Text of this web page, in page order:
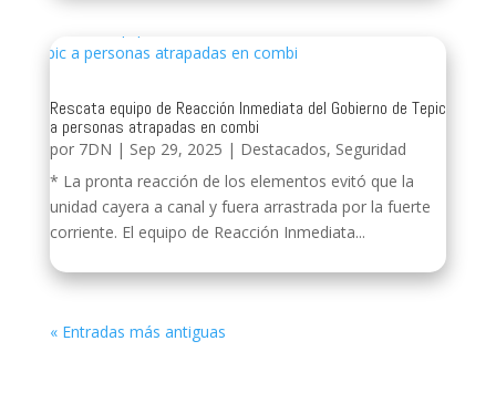
Rescata equipo de Reacción Inmediata del Gobierno de Tepic
a personas atrapadas en combi
por 7DN | Sep 29, 2025 | Destacados, Seguridad
* La pronta reacción de los elementos evitó que la
unidad cayera a canal y fuera arrastrada por la fuerte
corriente. El equipo de Reacción Inmediata...
« Entradas más antiguas